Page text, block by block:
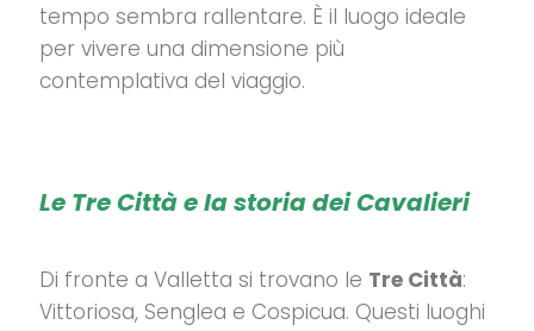
tempo sembra rallentare. È il luogo ideale
per vivere una dimensione più
contemplativa del viaggio.
Le Tre Città e la storia dei Cavalieri
Di fronte a Valletta si trovano le Tre Città:
Vittoriosa, Senglea e Cospicua. Questi luoghi